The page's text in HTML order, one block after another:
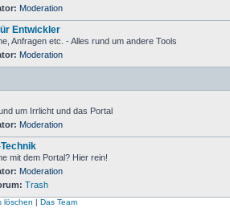
Moderation
Entwickler
Anfragen etc. - Alles rund um andere Tools
Moderation
um Irrlicht und das Portal
Moderation
mit dem Portal? Hier rein!
Moderation
Trash
löschen | Das Team